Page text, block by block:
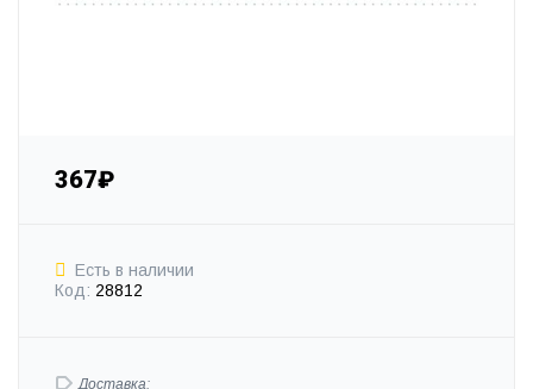
367₽
Есть в наличии
Код: 28812
Доставка: